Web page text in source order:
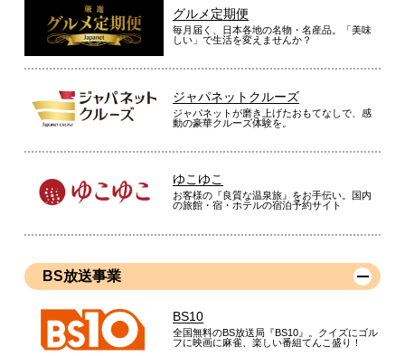
グルメ定期便
毎月届く、日本各地の名物・名産品。「美味
しい」で生活を変えませんか？
ジャパネットクルーズ
ジャパネットが磨き上げたおもてなしで、感
動の豪華クルーズ体験を。
ゆこゆこ
お客様の『良質な温泉旅』をお手伝い。国内
の旅館・宿・ホテルの宿泊予約サイト
BS放送事業
BS10
全国無料のBS放送局『BS10』。クイズにゴル
フに映画に麻雀、楽しい番組てんこ盛り！